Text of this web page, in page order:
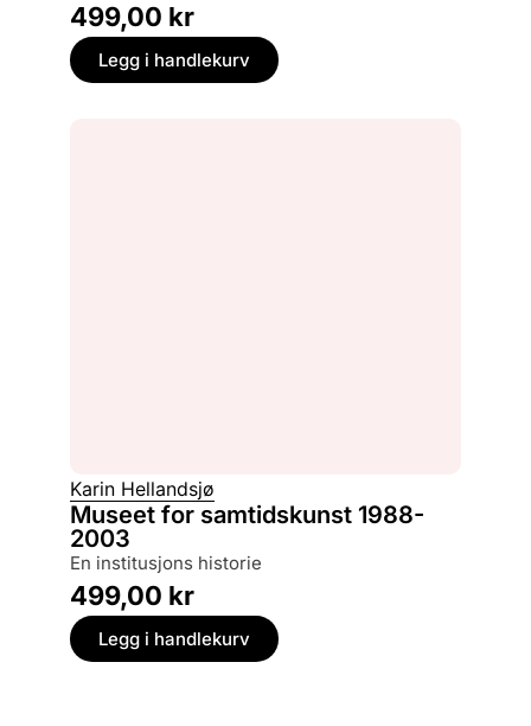
499,00 kr
Legg i handlekurv
Karin Hellandsjø
Museet for samtidskunst 1988-
2003
en institusjons historie
499,00 kr
Legg i handlekurv